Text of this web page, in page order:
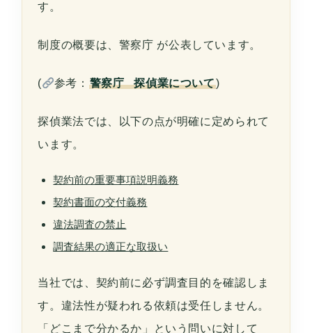
す。
制度の概要は、 警察庁 が公表しています。
( 参考： 警察庁 探偵業について)
探偵業法では、以下の点が明確に定められて
います。
契約前の重要事項説明義務
契約書面の交付義務
違法調査の禁止
調査結果の適正な取扱い
当社では、契約前に必ず調査目的を確認しま
す。違法性が疑われる依頼は受任しません。
「どこまで分かるか」という問いに対して